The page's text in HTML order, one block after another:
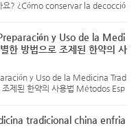
요? ¿Cómo conservar la decocció
y Uso de la Medi
한 방법으로 조제된 한약의 사
y Uso de la Medicina Trad
제된 한약의 사용법 Métodos Esp
tradicional china enfria